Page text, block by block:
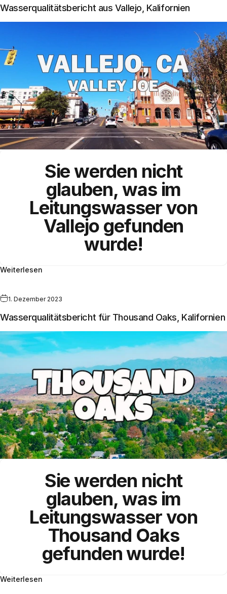
Wasserqualitätsbericht aus Vallejo, Kalifornien
Sie werden nicht
glauben, was im
Leitungswasservon
Vallejo gefunden
wurde!
Weiterlesen
1. Dezember 2023
Wasserqualitätsbericht für Thousand Oaks, Kalifornien
Sie werden nicht
glauben, was im
Leitungswasservon
Thousand Oaks
gefunden wurde!
Weiterlesen